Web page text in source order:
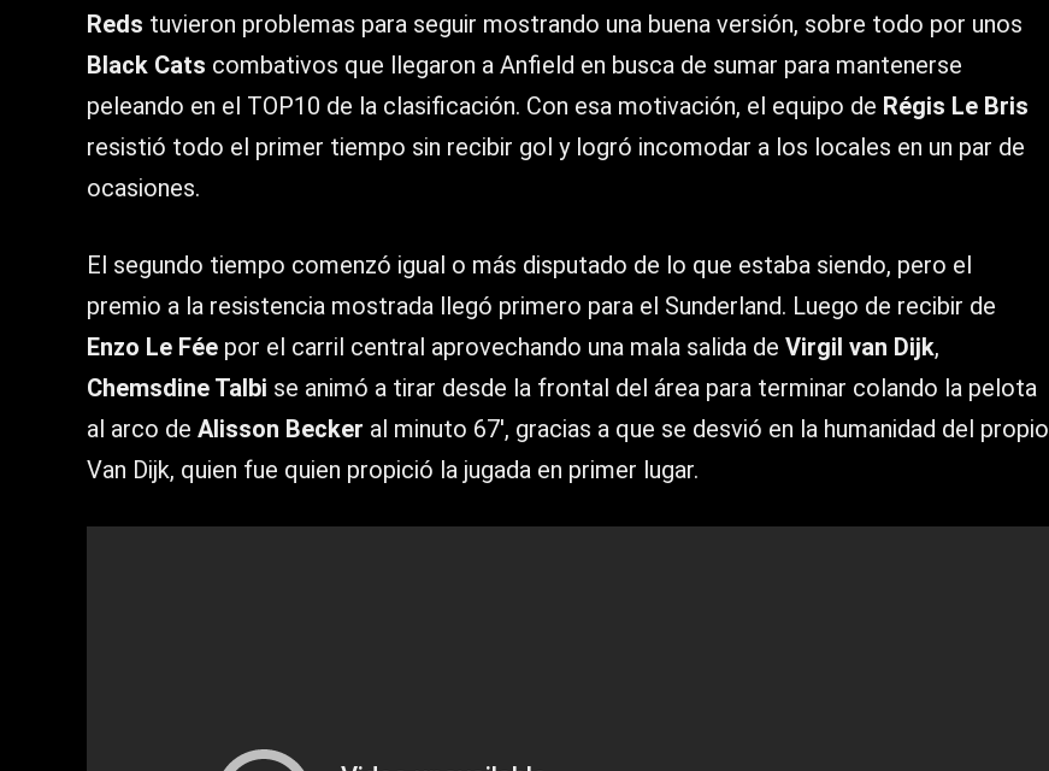
Reds tuvieron problemas para seguir mostrando una buena versión, sobre todo por unos
Black Cats combativos que llegaron a Anfield en busca de sumar para mantenerse
peleando en el TOP10 de la clasificación. Con esa motivación, el equipo de Régis Le Bris
resistió todo el primer tiempo sin recibir gol y logró incomodar a los locales en un par de
ocasiones.
El segundo tiempo comenzó igual o más disputado de lo que estaba siendo, pero el
premio a la resistencia mostrada llegó primero para el Sunderland. Luego de recibir de
Enzo Le Fée por el carril central aprovechando una mala salida de Virgil van Dijk,
Chemsdine Talbi se animó a tirar desde la frontal del área para terminar colando la pelota
al arco de Alisson Becker al minuto 67′, gracias a que se desvió en la humanidad del propio
Van Dijk, quien fue quien propició la jugada en primer lugar.